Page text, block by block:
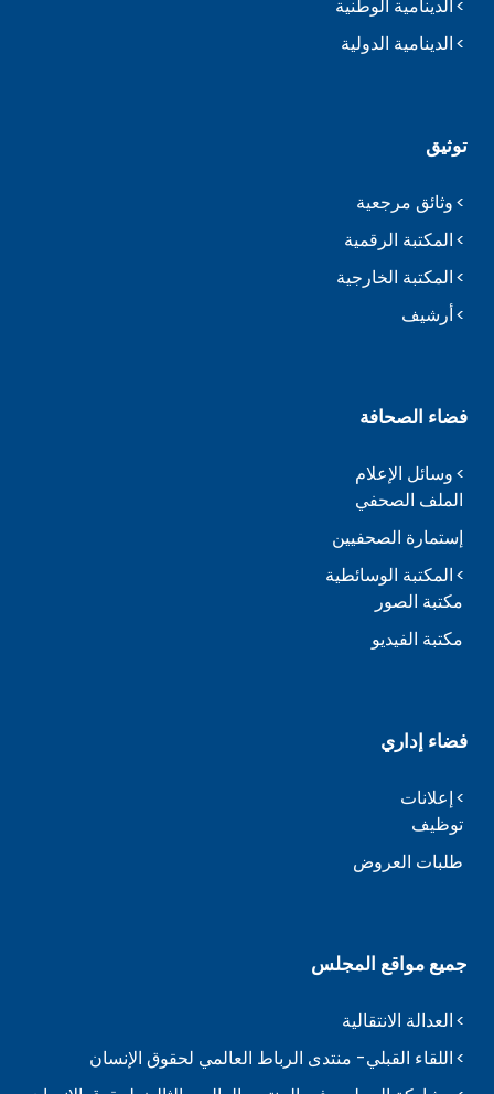
الدينامية الوطنية
الدينامية الدولية
توثيق
وثائق مرجعية
المكتبة الرقمية
المكتبة الخارجية
أرشيف
فضاء الصحافة
وسائل الإعلام
الملف الصحفي
إستمارة الصحفيين
المكتبة الوسائطية
مكتبة الصور
مكتبة الفيديو
فضاء إداري
إعلانات
توظيف
طلبات العروض
جميع مواقع المجلس
العدالة الانتقالية
اللقاء القبلي- منتدى الرباط العالمي لحقوق الإنسان